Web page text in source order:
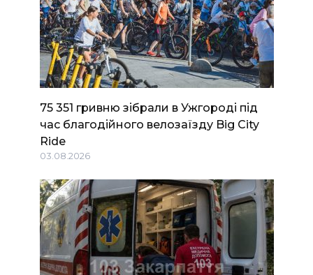
75 351 гривню зібрали в Ужгороді під
час благодійного велозаїзду Big Сity
Ride
03.08.2026